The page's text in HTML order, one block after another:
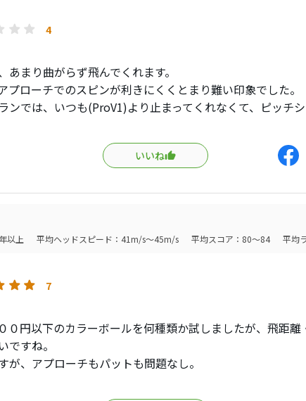
4
あまり曲がらず飛んでくれます。
プローチでのスピンが利きにくくとまり難い印象でした。
ンでは、いつも(ProV1)より止まってくれなくて、ピッチ
性が高いカラーボール。
いいね
以上 平均ヘッドスピード：41m/s～45m/s 平均スコア：80～84
平均
7
０円以下のカラーボールを何種類か試しましたが、飛距離
ですね。
が、アプローチもパットも問題なし。